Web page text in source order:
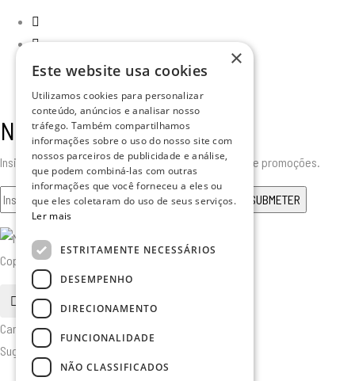
Newsletter
Insira o seu email para receber todas as novidades e promoções.
Copyright © 2025. Todos os Direitos Reservados
pesquisa
Cancelar
Sugerido
×
Este website usa cookies
Utilizamos cookies para personalizar
conteúdo, anúncios e analisar nosso
tráfego. Também compartilhamos
informações sobre o uso do nosso site com
nossos parceiros de publicidade e análise,
que podem combiná-las com outras
informações que você forneceu a eles ou
que eles coletaram do uso de seus serviços.
Ler mais
ESTRITAMENTE NECESSÁRIOS
DESEMPENHO
DIRECIONAMENTO
FUNCIONALIDADE
NÃO CLASSIFICADOS